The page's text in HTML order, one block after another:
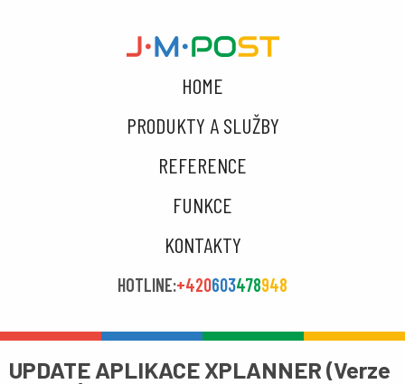
HOME
PRODUKTY A SLUŽBY
REFERENCE
FUNKCE
KONTAKTY
HOTLINE:+420603478948
UPDATE APLIKACE XPLANNER (Verze